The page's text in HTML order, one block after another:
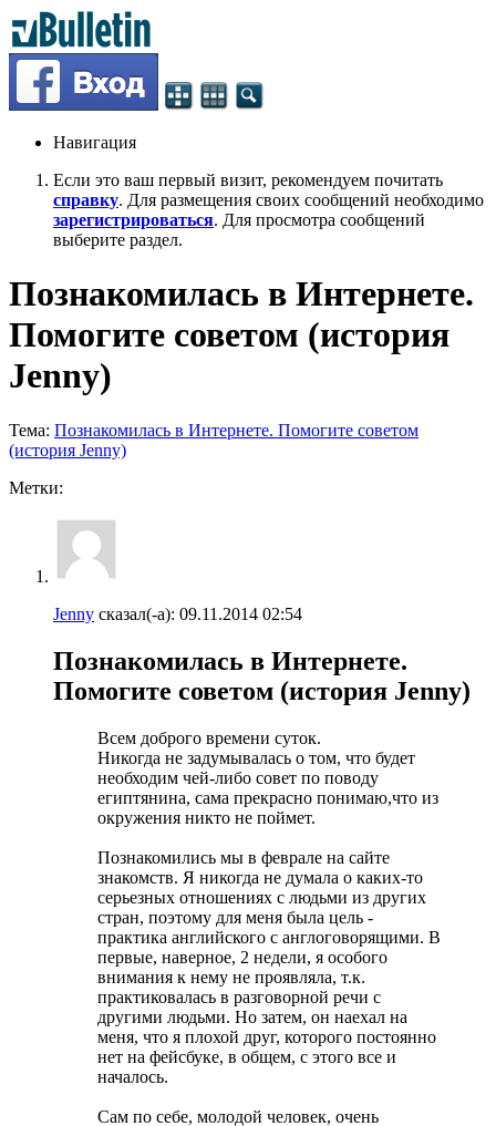
Навигация
Если это ваш первый визит, рекомендуем почитать
справку. Для размещения своих сообщений необходимо
зарегистрироваться. Для просмотра сообщений
выберите раздел.
Познакомилась в Интернете.
Помогите советом (история
Jenny)
Тема: Познакомилась в Интернете. Помогите советом
(история Jenny)
Метки:
Jenny сказал(-а): 09.11.2014 02:54
Познакомилась в Интернете.
Помогите советом (история Jenny)
Всем доброго времени суток.
Никогда не задумывалась о том, что будет
необходим чей-либо совет по поводу
египтянина, сама прекрасно понимаю,что из
окружения никто не поймет.
Познакомились мы в феврале на сайте
знакомств. Я никогда не думала о каких-то
серьезных отношениях с людьми из других
стран, поэтому для меня была цель -
практика английского с англоговорящими. В
первые, наверное, 2 недели, я особого
внимания к нему не проявляла, т.к.
практиковалась в разговорной речи с
другими людьми. Но затем, он наехал на
меня, что я плохой друг, которого постоянно
нет на фейсбуке, в общем, с этого все и
началось.
Сам по себе, молодой человек, очень